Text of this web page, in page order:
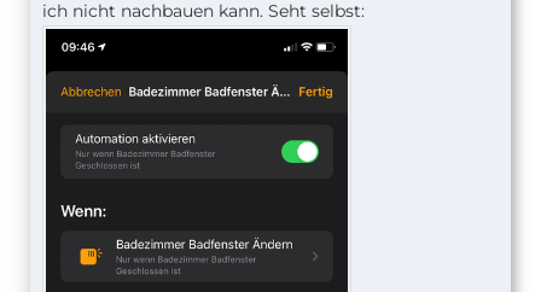
ich nicht nachbauen kann. Seht selbst: